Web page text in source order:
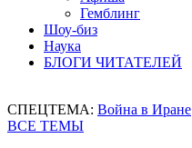
Гемблинг
Шоу-биз
Наука
БЛОГИ ЧИТАТЕЛЕЙ
СПЕЦТЕМА: Война в Иране
ВСЕ ТЕМЫ